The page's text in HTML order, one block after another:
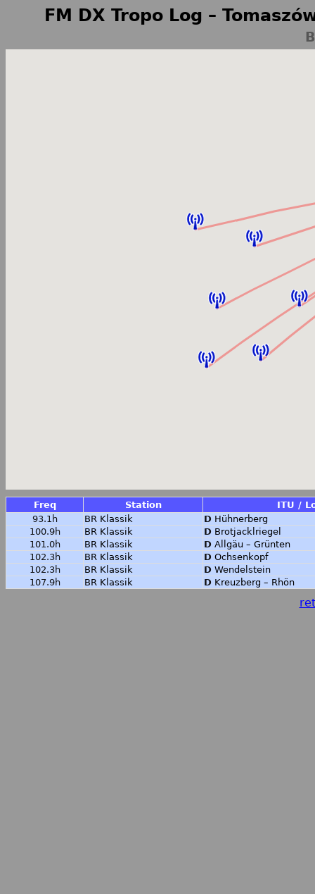
FM DX Tropo Log –
Freq Station
ITU /
93.1h
BR Klassik D Hühnerberg
100.9h
BR Klassik D Brotjacklriegel
101.0h
BR Klassik D Allgäu – Grünten
102.3h
BR Klassik D Ochsenkopf
102.3h
BR Klassik D Wendelstein
107.9h
BR Klassik D Kreuzberg – Rhön